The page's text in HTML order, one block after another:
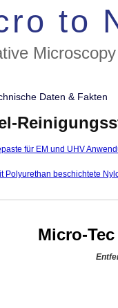
to
//flags
Daten & Fakten
für EM und UHV
Polyurethan beschichtete
Micro-